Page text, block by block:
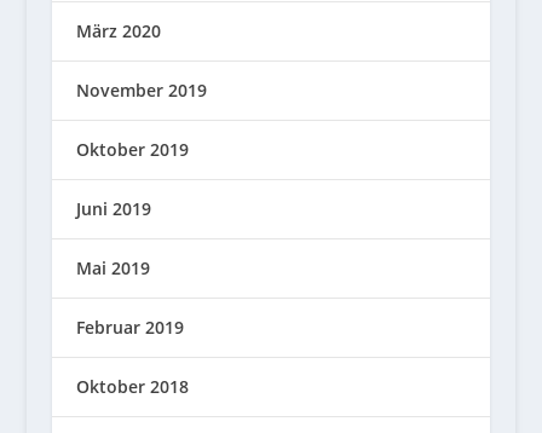
März 2020
November 2019
Oktober 2019
Juni 2019
Mai 2019
Februar 2019
Oktober 2018